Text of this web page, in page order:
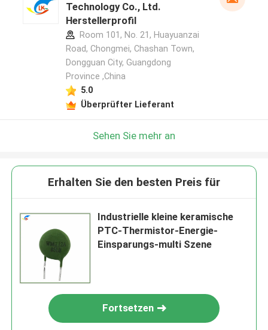
Technology Co., Ltd.
Herstellerprofil
Room 101, No. 21, Huayuanzai
Road, Chongmei, Chashan Town,
Dongguan City, Guangdong
Province ,China
5.0
Überprüfter Lieferant
Sehen Sie mehr an
Erhalten Sie den besten Preis für
Industrielle kleine keramische
PTC-Thermistor-Energie-
Einsparungs-multi Szene
Fortsetzen